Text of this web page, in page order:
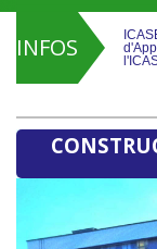
INFOS